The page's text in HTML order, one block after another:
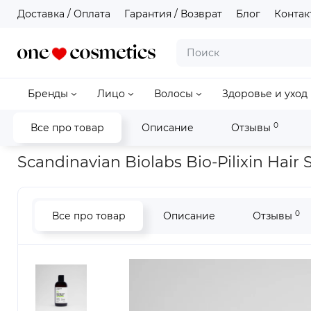
Доставка / Оплата Гарантия / Возврат Блог
Бренды Лицо Волосы Здоровье и уход
Все про товар Описание Отзывы 0
Главная Волосы Scandinavian Biolabs Bio-Pilixin Hair
Scandinavian Biolabs Bio-Pilixin
Все про товар Описание Отзывы 0